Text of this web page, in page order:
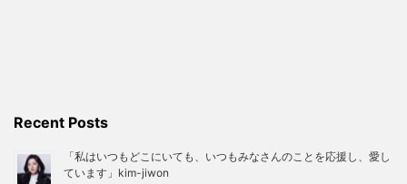
Recent Posts
「私はいつもどこにいても、いつもみなさんのことを応援し、愛し
ています」kim-jiwon